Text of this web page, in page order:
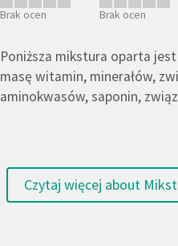
Brak ocen Brak ocen
Poniższa mikstura oparta
masę witamin, minerałów,
aminokwasów, saponin,
Czytaj więcej about